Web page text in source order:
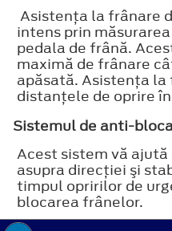
Asistenţa la frânare
intens prin
pedala de frână.
maximă de frânare
apăsată. Asistenţa
distanţele de oprire
Sistemul de anti-
Acest sistem vă
asupra direcţiei şi
timpul opririlor de
blocarea frânelor.